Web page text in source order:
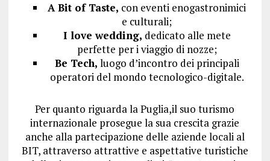
A Bit of Taste, con eventi enogastronimici
e culturali;
I love wedding, dedicato alle mete
perfette per i viaggio di nozze;
Be Tech, luogo d’incontro dei principali
operatori del mondo tecnologico-digitale.
Per quanto riguarda la Puglia,il suo turismo
internazionale prosegue la sua crescita grazie
anche alla partecipazione delle aziende locali al
BIT, attraverso attrattive e aspettative turistiche